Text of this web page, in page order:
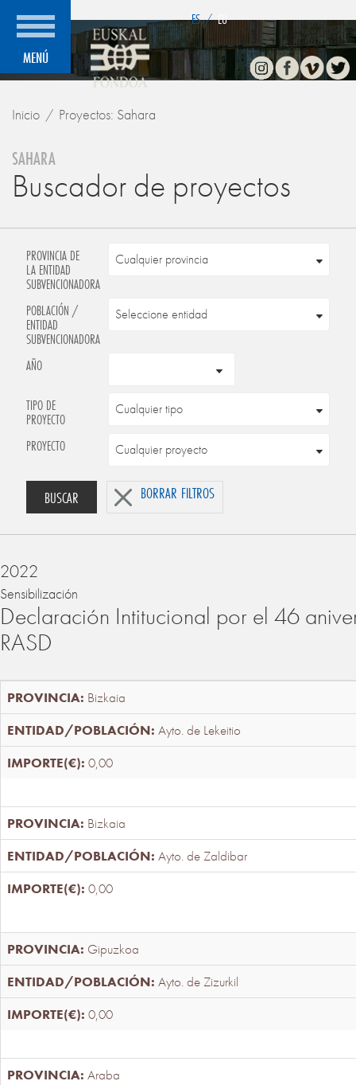
MENÚ
ES / EU
InstagramFacebook
Vimeo
Inicio Proyectos: Sahara
SAHARA
Buscador de proyectos
PROVINCIA DE
LA ENTIDAD
SUBVENCIONADORA
POBLACIÓN /
ENTIDAD
SUBVENCIONADORA
AÑO
TIPO DE
PROYECTO
PROYECTO
BUSCAR BORRAR FILTROS
2022
Sensibilización
Declaración Intitucional por el 46
RASD
Bizkaia
Ayto. de Lekeitio
0,00
Bizkaia
Ayto. de Zaldibar
0,00
Gipuzkoa
Ayto. de Zizurkil
0,00
Araba